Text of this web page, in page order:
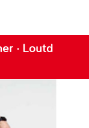
· Loutd